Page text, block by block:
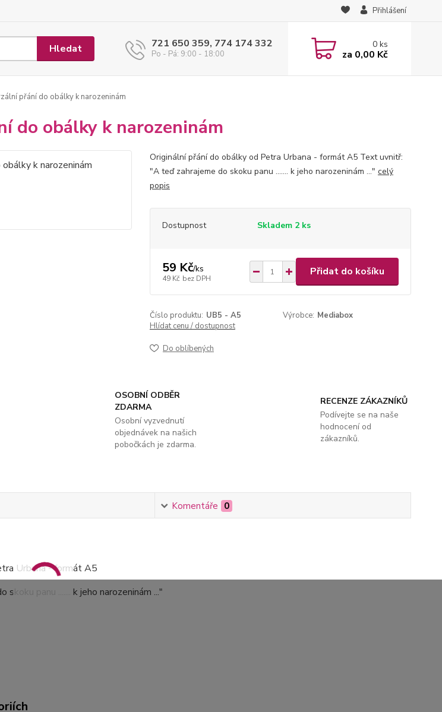
Přihlášení
Hledat 721 650 359, 774 174 332
Po - Pá: 9:00 - 18:00
0ks
za 0,00 Kč
přání do obálky k narozeninám
do obálky k narozeninám
Originální přání do obálky od Petra Urbana - formát A5 Text uvnitř:
"A teď zahrajeme do skoku panu ....... k jeho narozeninám ..." celý
popis
Dostupnost Skladem 2 ks
59 Kč/ks
49 Kč bez DPH
Přidat do košíku
Číslo produktu: UB5 - A5 Výrobce: Mediabox
Hlídat cenu / dostupnost
Do oblíbených
OSOBNÍ ODBĚR
ZDARMA
Osobní vyzvednutí
objednávek na našich
pobočkách je zdarma.
RECENZE ZÁKAZNÍKŮ
Podívejte se na naše
hodnocení od
zákazníků.
Komentáře 0
Urbana - formát A5
panu ....... k jeho narozeninám ..."